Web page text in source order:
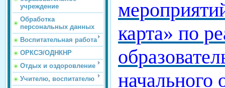
учреждение
Обработка
персональных данных
Воспитательная работа
ОРКСЭ/ОДНКНР
Отдых и оздоровление
Учителю, воспитателю
карта» по
начального